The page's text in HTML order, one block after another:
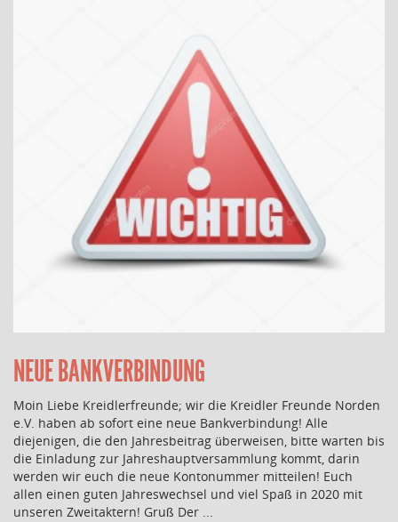
NEUE BANKVERBINDUNG
Moin Liebe Kreidlerfreunde; wir die Kreidler Freunde Norden
e.V. haben ab sofort eine neue Bankverbindung! Alle
diejenigen, die den Jahresbeitrag überweisen, bitte warten bis
die Einladung zur Jahreshauptversammlung kommt, darin
werden wir euch die neue Kontonummer mitteilen! Euch
allen einen guten Jahreswechsel und viel Spaß in 2020 mit
unseren Zweitaktern! Gruß Der ...